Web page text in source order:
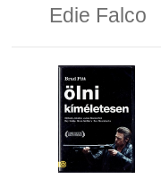
Edie Falco